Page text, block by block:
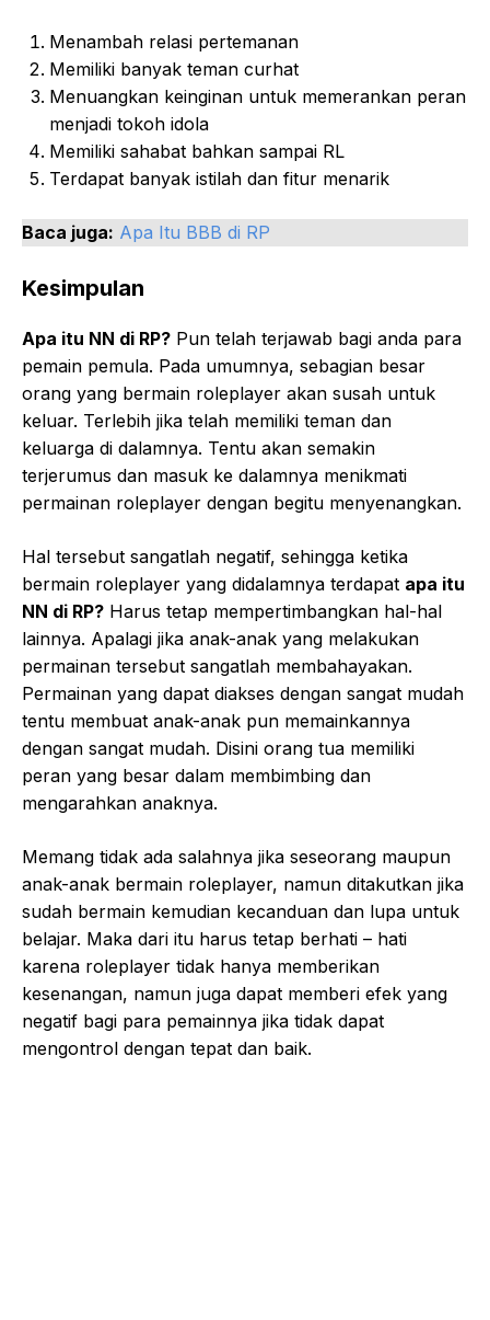
Menambah relasi pertemanan
Memiliki banyak teman curhat
Menuangkan keinginan untuk memerankan peran
menjadi tokoh idola
Memiliki sahabat bahkan sampai RL
Terdapat banyak istilah dan fitur menarik
Baca juga: Apa Itu BBB di RP
Kesimpulan
Apa itu NN di RP? Pun telah terjawab bagi anda para
pemain pemula. Pada umumnya, sebagian besar
orang yang bermain roleplayer akan susah untuk
keluar. Terlebih jika telah memiliki teman dan
keluarga di dalamnya. Tentu akan semakin
terjerumus dan masuk ke dalamnya menikmati
permainan roleplayer dengan begitu menyenangkan.
Hal tersebut sangatlah negatif, sehingga ketika
bermain roleplayer yang didalamnya terdapat apa itu
NN di RP? Harus tetap mempertimbangkan hal-hal
lainnya. Apalagi jika anak-anak yang melakukan
permainan tersebut sangatlah membahayakan.
Permainan yang dapat diakses dengan sangat mudah
tentu membuat anak-anak pun memainkannya
dengan sangat mudah. Disini orang tua memiliki
peran yang besar dalam membimbing dan
mengarahkan anaknya.
Memang tidak ada salahnya jika seseorang maupun
anak-anak bermain roleplayer, namun ditakutkan jika
sudah bermain kemudian kecanduan dan lupa untuk
belajar. Maka dari itu harus tetap berhati – hati
karena roleplayer tidak hanya memberikan
kesenangan, namun juga dapat memberi efek yang
negatif bagi para pemainnya jika tidak dapat
mengontrol dengan tepat dan baik.